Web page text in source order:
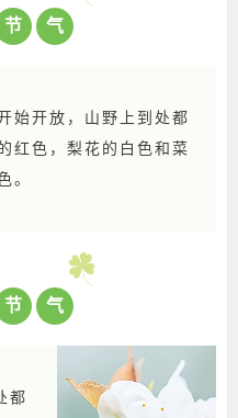
节 气
始开放，山野上到处都
红色，梨花的白色和菜
。
节 气
都